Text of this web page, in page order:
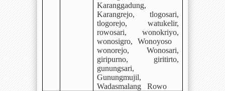
Karanggadung,
Karangrejo, tlogosari,
tlogorejo, watukelir,
rowosari, wonokriyo,
wonosigro, Wonoyoso
wonorejo,
Wonosari,
giripurno, giritirto,
gunungsari,
Gunungmujil,
Wadasmalang
Rowo